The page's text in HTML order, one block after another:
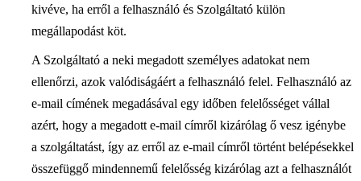
kivéve, ha erről a felhasználó és Szolgáltató külön
megállapodást köt.
A Szolgáltató a neki megadott személyes adatokat nem
ellenőrzi, azok valódiságáért a felhasználó felel. Felhasználó az
e-mail címének megadásával egy időben felelősséget vállal
azért, hogy a megadott e-mail címről kizárólag ő vesz igénybe
a szolgáltatást, így az erről az e-mail címről történt belépésekkel
összefüggő mindennemű felelősség kizárólag azt a felhasználót